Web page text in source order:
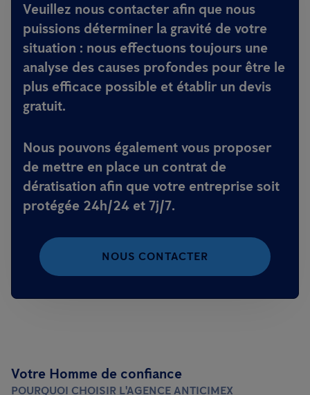
Veuillez nous contacter afin que nous
puissions déterminer la gravité de votre
situation : nous effectuons toujours une
analyse des causes profondes pour être le
plus efficace possible et établir un devis
gratuit.
Nous pouvons également vous proposer
de mettre en place un contrat de
dératisation afin que votre entreprise soit
protégée 24h/24 et 7j/7.
NOUS CONTACTER
Votre Homme de confiance
POURQUOI CHOISIR L'AGENCE ANTICIMEX